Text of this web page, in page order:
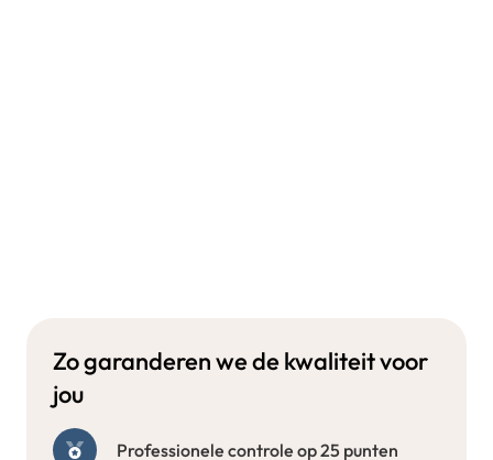
Zo garanderen we de kwaliteit voor
jou
Professionele controle op 25 punten